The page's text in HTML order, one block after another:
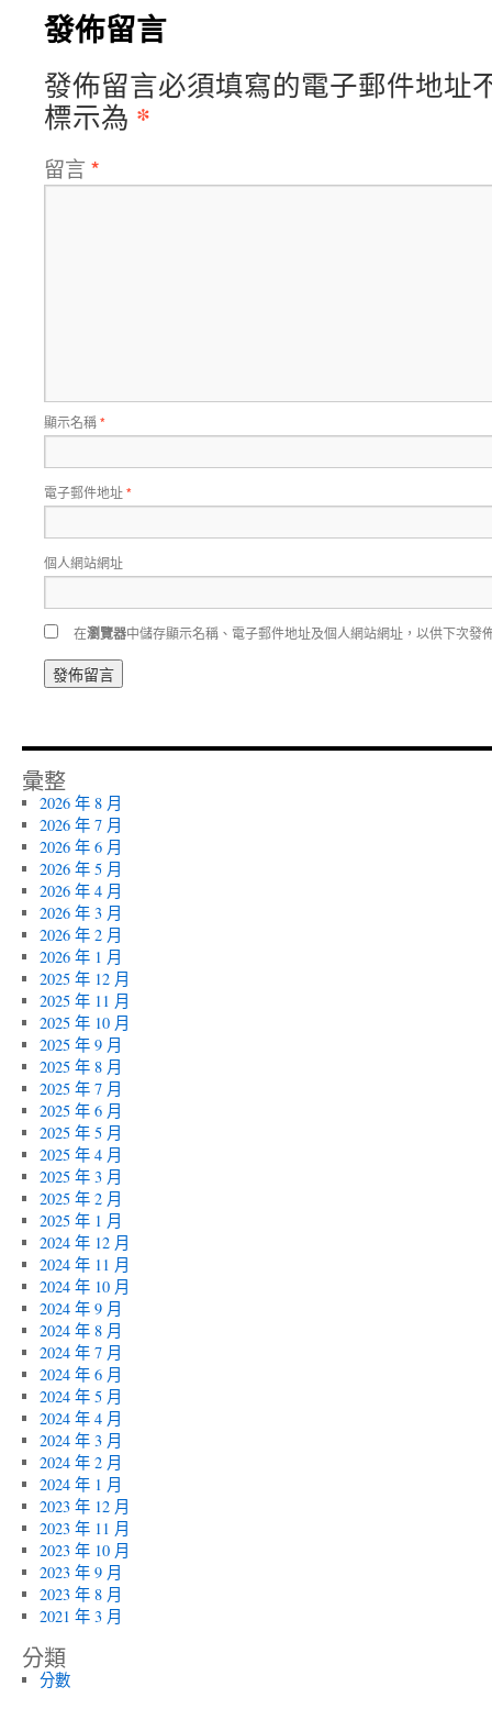
發佈留言
發佈留言必須填寫的電子郵件地址
標示為 *
留言 *
顯示名稱*
電子郵件地址*
個人網站網址
在瀏覽器中儲存顯示名稱、電子郵件地址及個人網站網址，以供下次發
彙整
2026 年 8 月
2026 年 7 月
2026 年 6 月
2026 年 5 月
2026 年 4 月
2026 年 3 月
2026 年 2 月
2026 年 1 月
2025 年 12 月
2025 年 11 月
2025 年 10 月
2025 年 9 月
2025 年 8 月
2025 年 7 月
2025 年 6 月
2025 年 5 月
2025 年 4 月
2025 年 3 月
2025 年 2 月
2025 年 1 月
2024 年 12 月
2024 年 11 月
2024 年 10 月
2024 年 9 月
2024 年 8 月
2024 年 7 月
2024 年 6 月
2024 年 5 月
2024 年 4 月
2024 年 3 月
2024 年 2 月
2024 年 1 月
2023 年 12 月
2023 年 11 月
2023 年 10 月
2023 年 9 月
2023 年 8 月
2021 年 3 月
分類
分數